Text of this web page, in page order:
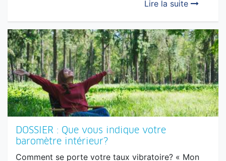
médecin de famille veut vous revoir pour vous
sang. Vous qui avez toujours été en excellente
santé,...
Lire la suite